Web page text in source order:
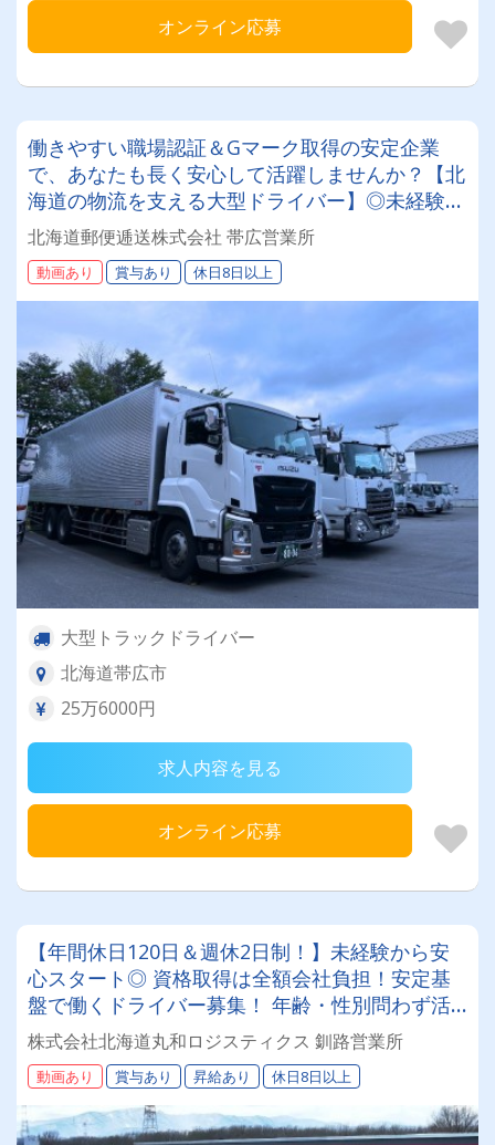
オンライン応募
働きやすい職場認証＆Gマーク取得の安定企業
で、あなたも長く安心して活躍しませんか？【北
海道の物流を支える大型ドライバー】◎未経験歓
迎◎残業月平均8～9時間◎賞与年3回（昨年度実
績：計4.05ヶ月分）◎カゴ台車メイン
北海道郵便逓送株式会社 帯広営業所
動画あり 賞与あり 休日8日以上
大型トラックドライバー
北海道帯広市
25万6000円
求人内容を見る
オンライン応募
【年間休日120日＆週休2日制！】未経験から安
心スタート◎ 資格取得は全額会社負担！安定基
盤で働くドライバー募集！ 年齢・性別問わず活
躍できるお仕事です✨
株式会社北海道丸和ロジスティクス 釧路営業所
動画あり 賞与あり 昇給あり 休日8日以上